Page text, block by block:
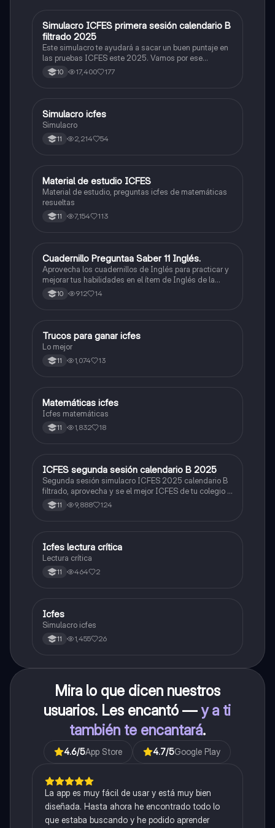
ICFES: Matemáticas
Simulacro ICFES primera sesión calendario B
filtrado 2025
Este simulacro te ayudará a sacar un buen puntaje en
las pruebas ICFES este 2025. Vamos por ese
500/500. Y poder ser admitido en la universidad que
quieras, estudiar la carrera que quieres y no la que te
10 17,400 177
ICFES: Lectura Crítica
Simulacro icfes
Simulacro
11 2,214 54
ICFES: Matemáticas
Material de estudio ICFES
Material de estudio, preguntas icfes de matemáticas
resueltas
11 7,154 113
ICFES: Inglés
Cuadernillo Preguntaa Saber 11 Inglés.
Aprovecha los cuadernillos de Inglés para practicar y
mejorar tus habilidades en el ítem de Inglés de la
Prueba Saber 11. 🫡
10 912 14
Química
Trucos para ganar icfes
Lo mejor
11 1,074 13
ICFES: Matemáticas
Matemáticas icfes
Icfes matemáticas
11 1,832 18
ICFES: Lectura Crítica
ICFES segunda sesión calendario B 2025
Segunda sesión simulacro ICFES 2025 calendario B
filtrado, aprovecha y se el mejor ICFES de tu colegio y
poder ingresar a universidad, y estudiar aquella
carrera con la que tanto sueñas.
11 9,888 124
Lengua Castellana
Icfes lectura crítica
Lectura crítica
11 464 2
ICFES: Sociales y Ciudadanas
Icfes
Simulacro icfes
11 1,455 26
Mira lo que dicen nuestros
usuarios. Les encantó —y a ti
también te encantará.
4.6/5App Store 4.7/5Google Play
La app es muy fácil de usar y está muy bien
diseñada. Hasta ahora he encontrado todo lo
que estaba buscando y he podido aprender